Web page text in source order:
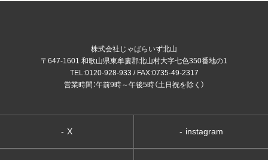
株式会社じゃばらいず北山
〒647-1601 和歌山県東牟婁郡北山村大字七色350番地の1
TEL:0120-928-933 / FAX:0735-49-2317
営業時間：午前9時～午後5時（土日祝を除く）
- instagram
- X